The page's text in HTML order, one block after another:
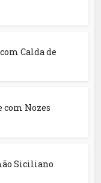
Calda de
com Nozes
Siciliano